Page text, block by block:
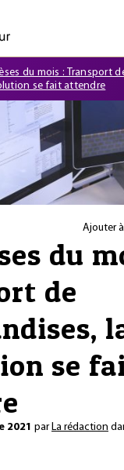
du mois : Transport
se fait attendre
Ajouter
du
de
se
2021 parLa rédaction